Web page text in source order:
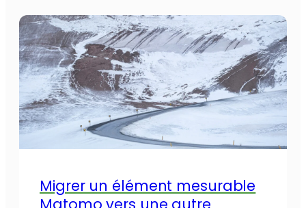
Migrer un élément mesurable